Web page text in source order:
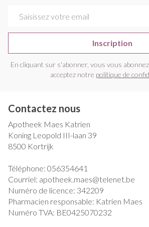
Inscription
En cliquant sur s'abonner, vous vous
acceptez notre politique de
Contactez nous
Apotheek Maes Katrien
Koning Leopold III-laan 39
8500 Kortrijk
Téléphone: 056354641
Courriel: apotheek.maes@telenet.be
Numéro de licence: 342209
Pharmacien responsable: Katrien Maes
Numéro TVA: BE0425070232